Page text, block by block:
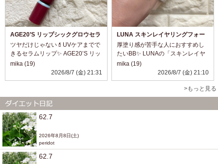
AGE20’S リップシックグロウセラ
ム 09 Rouge Brick
ツヤだけじゃない💄UVケアまでで
きるセラムリップ✨ AGE20’S リッ
プシックグロウセラム 09 Rouge
Brickを使ってみました❤️ これ、見
た目はツヤ感たっぷりのリップな
mika (19)
2026/8/7 (金) 21:31
LUNA スキンレイヤリングフォー
ミュラBB
厚塗り感が苦手な人におすすめし
たいBB✨ LUNAの「スキンレイヤ
リングフォーミュラBB」を使って
みました💕 テクスチャーは、まる
で保湿クリームみたいにしっとり
なめらか。するする伸びて肌にな
じ...
mika (19)
2026/8/7 (金) 21:10
>もっと見る
62.7
2026年8月8日(土)
peridot
62.7